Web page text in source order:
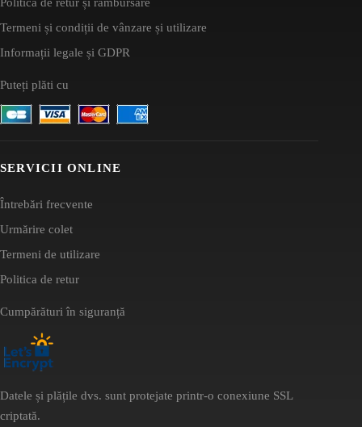
Termeni și condiții de vânzare și utilizare
Informații legale și GDPR
Puteți plăti cu
SERVICII ONLINE
Întrebări frecvente
Urmărire colet
Termeni de utilizare
Politica de retur
Cumpărături în siguranță
Datele și plățile dvs. sunt protejate printr-o conexiune SSL
criptată.